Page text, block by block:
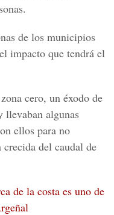
de los municipios
impacto que tendrá el
cero, un éxodo de
llevaban algunas
ellos para no
del caudal de
de la costa es uno de